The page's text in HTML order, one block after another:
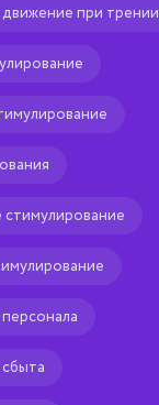
при трении